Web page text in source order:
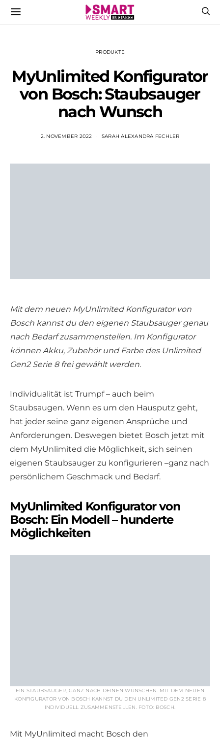
PRODUKTE
MyUnlimited Konfigurator
von Bosch: Staubsauger
nach Wunsch
2. NOVEMBER 2022 SARAH ALEXANDRA FECHLER
Mit dem neuen MyUnlimited Konfigurator von
Bosch kannst du den eigenen Staubsauger genau
nach Bedarf zusammenstellen. Im Konfigurator
können Akku, Zubehör und Farbe des Unlimited
Gen2 Serie 8 frei gewählt werden.
Individualität ist Trumpf – auch beim
Staubsaugen. Wenn es um den Hausputz geht,
hat jeder seine ganz eigenen Ansprüche und
Anforderungen. Deswegen bietet Bosch jetzt mit
dem MyUnlimited die Möglichkeit, sich seinen
eigenen Staubsauger zu konfigurieren –ganz nach
persönlichem Geschmack und Bedarf.
MyUnlimited Konfigurator von
Bosch: Ein Modell – hunderte
Möglichkeiten
EIN STAUBSAUGER, GANZ NACH DEINEN WÜNSCHEN: MIT DEM NEUEN
KONFIGURATOR VON BOSCH KANNST DU DEN UNLIMITED GEN2 SERIE 8
INDIVIDUELL ZUSAMMENSTELLEN. FOTO: BOSCH.
Mit MyUnlimited macht Bosch den